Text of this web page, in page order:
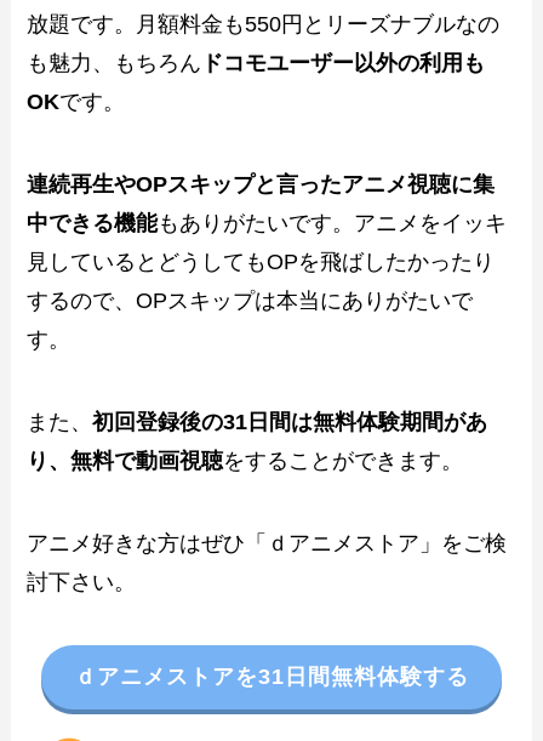
放題です。月額料金も550円とリーズナブルなの
も魅力、もちろん ドコモユーザー以外の利用も
OKです。
連続再生やOPスキップと言ったアニメ視聴に集
中できる機能もありがたいです。アニメをイッキ
見しているとどうしてもOPを飛ばしたかったり
するので、OPスキップは本当にありがたいで
す。
また、初回登録後の31日間は無料体験期間があ
り、無料で動画視聴をすることができます。
アニメ好きな方はぜひ「ｄアニメストア」をご検
討下さい。
ｄアニメストアを31日間無料体験する